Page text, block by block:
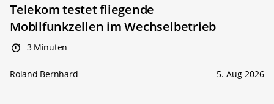
Telekom testet fliegende
Mobilfunkzellen im Wechselbetrieb
3 Minuten
Roland Bernhard 5. Aug 2026